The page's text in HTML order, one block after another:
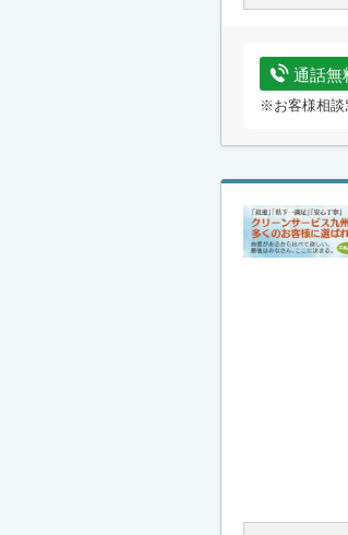
通話無
※お客様相談